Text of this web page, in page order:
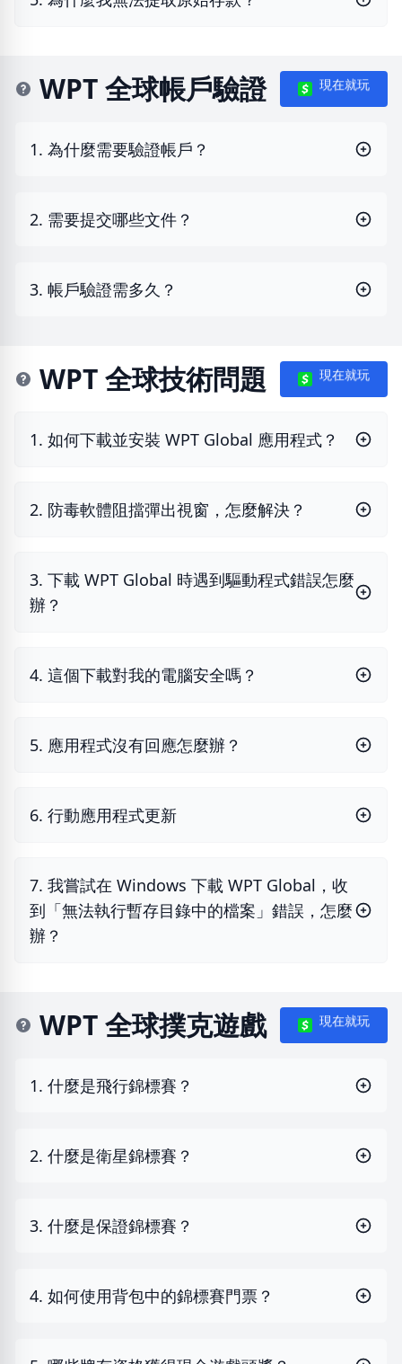
WPT 全球帳戶驗證 現在就玩
1. 為什麼需要驗證帳戶？
2. 需要提交哪些文件？
3. 帳戶驗證需多久？
WPT 全球技術問題 現在就玩
1. 如何下載並安裝 WPT Global 應用程式？
2. 防毒軟體阻擋彈出視窗，怎麼解決？
3. 下載 WPT Global 時遇到驅動程式錯誤怎麼
辦？
4. 這個下載對我的電腦安全嗎？
5. 應用程式沒有回應怎麼辦？
6. 行動應用程式更新
7. 我嘗試在 Windows 下載 WPT Global，收
到「無法執行暫存目錄中的檔案」錯誤，怎麼
辦？
WPT 全球撲克遊戲 現在就玩
1. 什麼是飛行錦標賽？
2. 什麼是衛星錦標賽？
3. 什麼是保證錦標賽？
4. 如何使用背包中的錦標賽門票？